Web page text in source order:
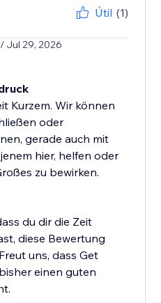
Útil (1)
/ Jul 29, 2026
Kurzem. Wir können
oder
gerade auch mit
hier, helfen oder
zu bewirken.
du dir die Zeit
diese Bewertung
uns, dass Get
einen guten